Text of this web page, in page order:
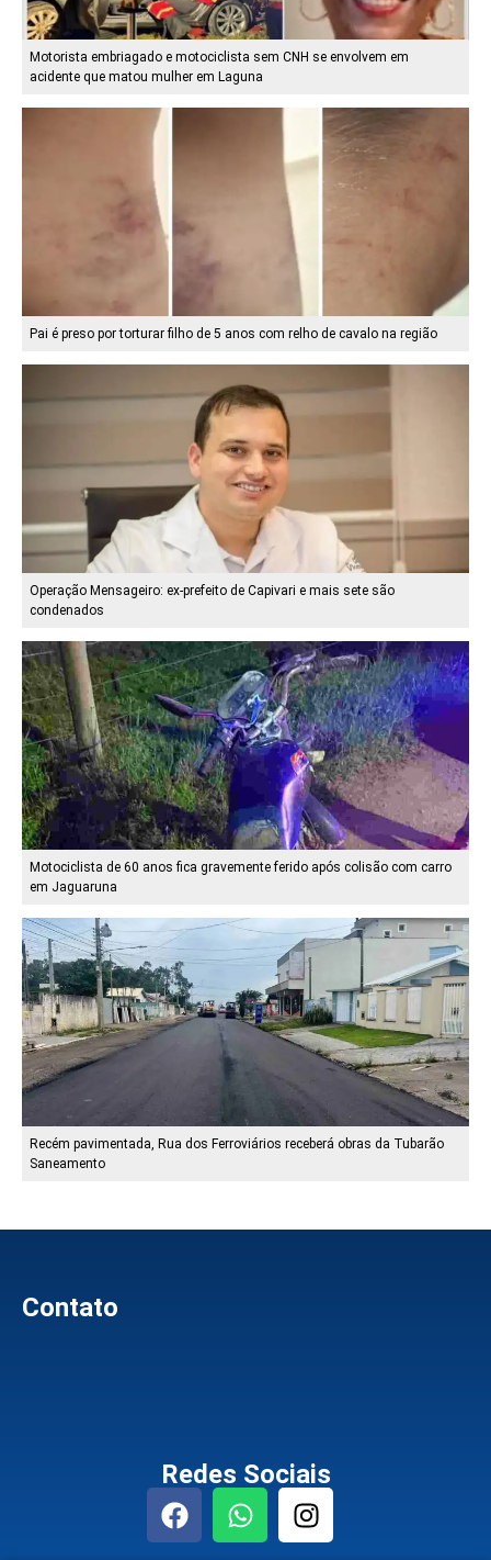
Motorista embriagado e motociclista sem CNH se envolvem em
acidente que matou mulher em Laguna
Pai é preso por torturar filho de 5 anos com relho de cavalo na região
Operação Mensageiro: ex-prefeito de Capivari e mais sete são
condenados
Motociclista de 60 anos fica gravemente ferido após colisão com carro
em Jaguaruna
Recém pavimentada, Rua dos Ferroviários receberá obras da Tubarão
Saneamento
Contato
Redes Sociais